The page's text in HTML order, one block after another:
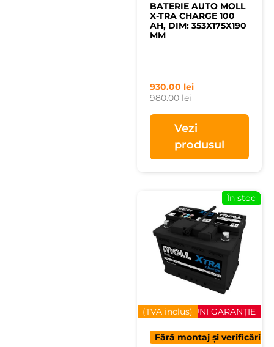
BATERIE AUTO MOLL
X-TRA CHARGE 100
AH, DIM: 353X175X190
MM
980.00lei
930.00 lei
Vezi
produsul
40 LUNI GARANȚIE
(TVA inclus)
În stoc
Fără montaj și verificări